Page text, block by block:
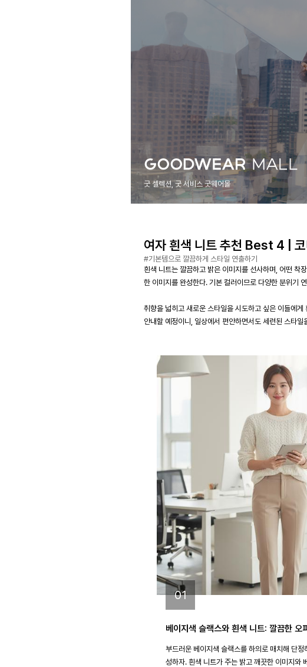
굿 셀렉션, 굿 서비스 굿웨어몰
여자 흰색 니트 추천 Best 4 |
#기본템으로 깔끔하게 스타일 연출하기
흰색 니트는 깔끔하고 밝은 이미지를 선사하며, 어떤 착
한 이미지를 완성한다. 기본 컬러이므로 다양한 분위기
취향을 넓히고 새로운 스타일을 시도하고 싶은 이들에
안내할 예정이니, 일상에서 편안하면서도 세련된 스타일
01
베이지색 슬랙스와 흰색 니트: 깔끔한 오
부드러운 베이지색 슬랙스를 하의로 매치해 단
성하자. 흰색 니트가 주는 밝고 깨끗한 이미지와